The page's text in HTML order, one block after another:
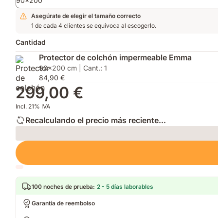
sobrecolchón
grueso
que
dar
una
nueva
vida
a
un
colchón
viejo
Asegúrate de elegir el tamaño correcto
1 de cada 4 clientes se equivoca al escogerlo.
Cantidad
Protector de colchón impermeable Emma
90x200 cm | Cant.: 1
84,90 €
299,00 €
Incl. 21% IVA
Recalculando el precio más reciente...
Loading
100 noches de prueba: 2 - 5 días laborables
Garantía de reembolso